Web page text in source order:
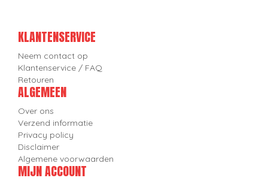
KLANTENSERVICE
Neem contact op
Klantenservice / FAQ
Retouren
ALGEMEEN
Over ons
Verzend informatie
Privacy policy
Disclaimer
Algemene voorwaarden
MIJN ACCOUNT